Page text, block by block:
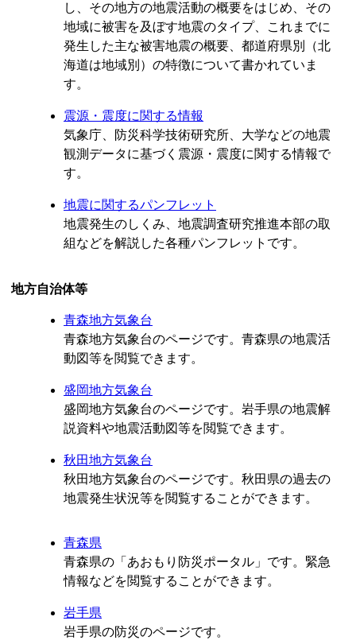
し、その地方の地震活動の概要をはじめ、その
地域に被害を及ぼす地震のタイプ、これまでに
発生した主な被害地震の概要、都道府県別（北
海道は地域別）の特徴について書かれていま
す。
震源・震度に関する情報
気象庁、防災科学技術研究所、大学などの地震
観測データに基づく震源・震度に関する情報で
す。
地震に関するパンフレット
地震発生のしくみ、地震調査研究推進本部の取
組などを解説した各種パンフレットです。
方自治体等
青森地方気象台
青森地方気象台のページです。青森県の地震活
動図等を閲覧できます。
盛岡地方気象台
盛岡地方気象台のページです。岩手県の地震解
説資料や地震活動図等を閲覧できます。
秋田地方気象台
秋田地方気象台のページです。秋田県の過去の
地震発生状況等を閲覧することができます。
青森県
青森県の「あおもり防災ポータル」です。緊急
情報などを閲覧することができます。
岩手県
岩手県の防災のページです。